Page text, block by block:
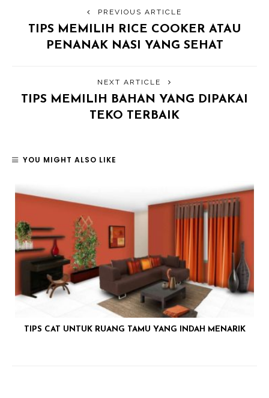
PREVIOUS ARTICLE
TIPS MEMILIH RICE COOKER ATAU
PENANAK NASI YANG SEHAT
NEXT ARTICLE
TIPS MEMILIH BAHAN YANG DIPAKAI
TEKO TERBAIK
YOU MIGHT ALSO LIKE
TIPS CAT UNTUK RUANG TAMU YANG INDAH MENARIK